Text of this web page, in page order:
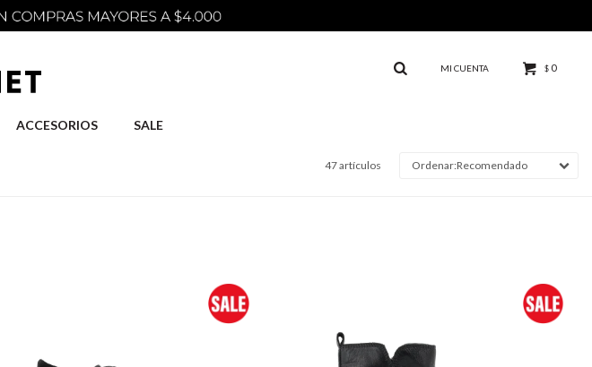
ACCESORIOS SALE
$ 0
47 artículos Recomendado